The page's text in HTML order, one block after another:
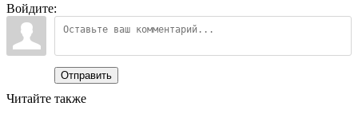
Войдите:
Отправить
Читайте также